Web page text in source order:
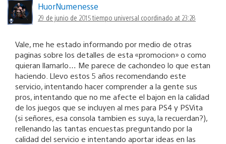
HuorNumenesse
29 de junio de 2015 tiempo universal coordinado at 23:28
Vale, me he estado informando por medio de otras
paginas sobre los detalles de esta «promocion» o como
quieran llamarlo… Me parece de cachondeo lo que estan
haciendo. Llevo estos 5 años recomendando este
servicio, intentando hacer comprender a la gente sus
pros, intentando que no me afecte el bajon en la calidad
de los juegos que se incluyen al mes para PS4 y PSVita
(si señores, esa consola tambien es suya, la recuerdan?),
rellenando las tantas encuestas preguntando por la
calidad del servicio e intentando aportar ideas en las